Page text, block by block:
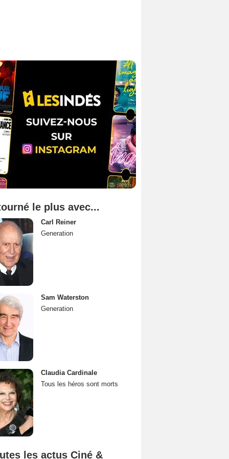
le plus avec...
Carl Reiner
Generation
Sam Waterston
Generation
Claudia Cardinale
Tous les héros sont morts
les actus Ciné &